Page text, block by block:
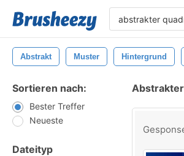
Abstrakt Muster Hintergrund
Sortieren nach:
Bester Treffer
Neueste
Dateityp